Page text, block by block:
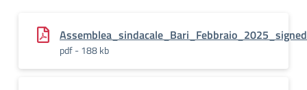
Assemblea_sindacale_Bari_Febbraio_2025_signed
pdf - 188 kb